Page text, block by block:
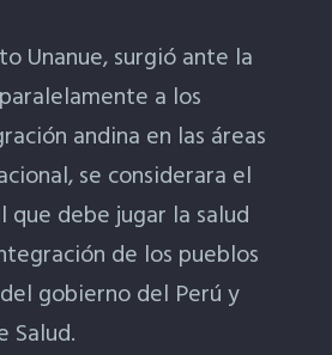
Unanue, surgió ante la
a los
andina en las áreas
se considerara el
debe jugar la salud
de los pueblos
gobierno del Perú y
Salud.